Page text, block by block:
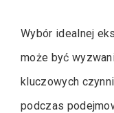
Wybór idealnej
może być
kluczowych
podczas